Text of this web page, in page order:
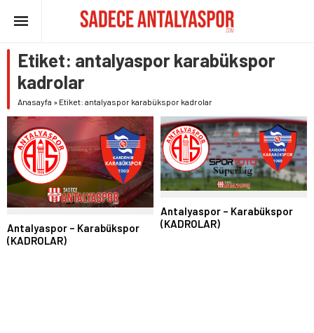
Etiket: antalyaspor karabükspor
kadrolar
Anasayfa » Etiket: antalyaspor karabükspor kadrolar
Antalyaspor – Karabükspor
(KADROLAR)
Antalyaspor – Karabükspor
(KADROLAR)